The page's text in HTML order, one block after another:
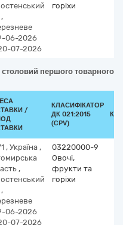
,
06-2026
07-2026
горіхи
першого товарного
/
КЛАСИФІКАТОР
ДК 021:2015
(CPV)
, Україна ,
,
,
06-2026
07-2026
03220000-9
Овочі,
фрукти та
горіхи